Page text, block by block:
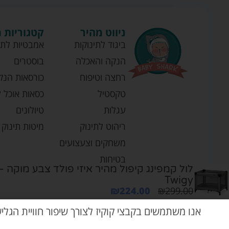
לול קמפינג קיפול מהיר איזי פולד צבע מוקה –
Twigy
₪299.00
₪224.00
ניווט מהיר
ביגוד לתינוקות
הנקה והאכלה
רחצה וטיפוח
טקסטיל
עגלות
ריהוט לתינוק
משחקים וצעצועים
בטיחות
אמבטיות
בוסטרים
כורסאות
כסאות אוכל
טיולונים
מיטות תינוק
אנו משתמשים בקבצי קוקיז לצורך שיפור חוויית